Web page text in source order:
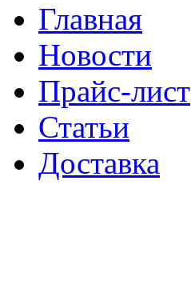
Главная
Новости
Прайс-лист
Статьи
Доставка